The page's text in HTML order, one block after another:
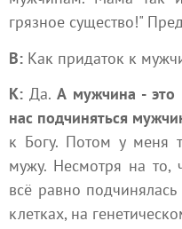
грязное существо!"
В: Как придаток к
К: Да.А мужчина - это
нас подчиняться
к Богу. Потом у меня
мужу. Несмотря на то,
всё равно
клетках, на